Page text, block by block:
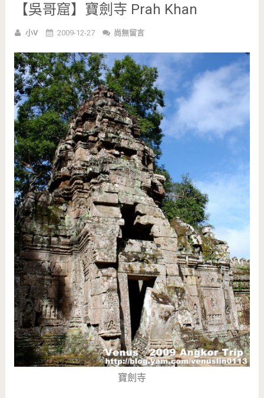
【吳哥窟】寶劍寺 Prah Khan
小V 2009-12-27 尚無留言
寶劍寺